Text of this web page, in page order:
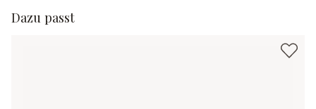
Dazu passt